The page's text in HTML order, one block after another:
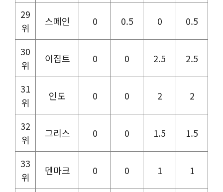
29
위
스페인 0 0.5 0 0.5
30
위
이집트 0 0 2.5 2.5
31
위
인도 0 0 2 2
32
위
그리스 0 0 1.5 1.5
33
위
덴마크 0 0 1 1